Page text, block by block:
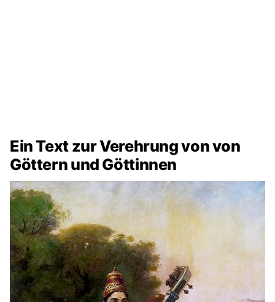
Ein Text zur Verehrung von von
Göttern und Göttinnen